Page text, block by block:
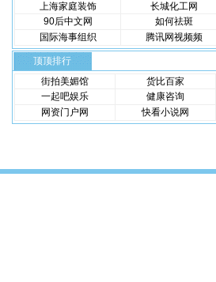
上海家庭装饰
长城化工网
90后中文网
如何祛斑
国际海事组织
腾讯网视频频
顶顶排行
街拍美媚馆
货比百家
一起吧娱乐
健康咨询
网资门户网
快看小说网